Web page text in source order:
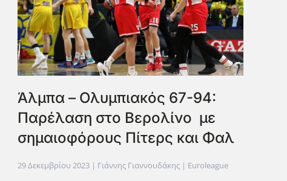
Άλμπα – Ολυμπιακός 67-94:
Παρέλαση στο Βερολίνο με
σημαιοφόρους Πίτερς και Φαλ
29 Δεκεμβρίου 2023| Γιάννης Γιαννουδάκης | Euroleague